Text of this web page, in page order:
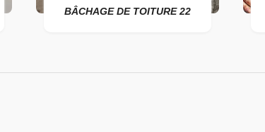
BÂCHAGE DE TOITURE 22